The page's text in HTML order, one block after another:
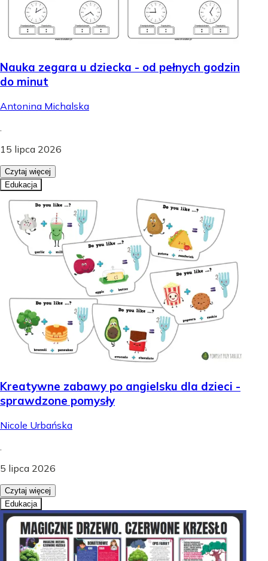
Nauka zegara u dziecka - od pełnych godzin
do minut
Antonina Michalska
.
15 lipca 2026
Czytaj więcej
Edukacja
Kreatywne zabawy po angielsku dla dzieci -
sprawdzone pomysły
Nicole Urbańska
5 lipca 2026
Czytaj więcej
Edukacja